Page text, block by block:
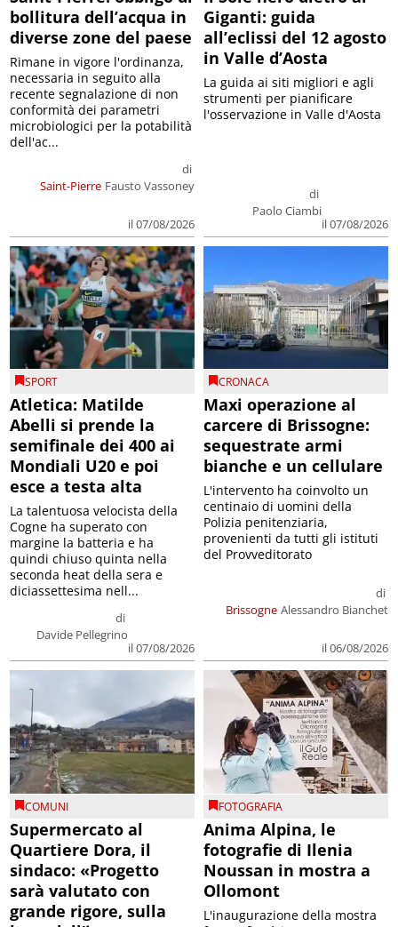
bollitura dell’acqua in
diverse zone del paese
Saint-Pierre
di
Fausto Vassoney
il 07/08/2026
Rimane in vigore l'ordinanza,
necessaria in seguito alla
recente segnalazione di non
conformità dei parametri
microbiologici per la potabilità
dell'ac...
Giganti: guida
all’eclissi del 12 agosto
in Valle d’Aosta
di
Paolo Ciambi
il 07/08/2026
La guida ai siti migliori e agli
strumenti per pianificare
l'osservazione in Valle d'Aosta
SPORT
Atletica: Matilde
Abelli si prende la
semifinale dei 400 ai
Mondiali U20 e poi
esce a testa alta
di
Davide Pellegrino
il 07/08/2026
La talentuosa velocista della
Cogne ha superato con
margine la batteria e ha
quindi chiuso quinta nella
seconda heat della sera e
diciassettesima nell...
CRONACA
Maxi operazione al
carcere di Brissogne:
sequestrate armi
bianche e un cellulare
Brissogne
di
Alessandro Bianchet
il 06/08/2026
L'intervento ha coinvolto un
centinaio di uomini della
Polizia penitenziaria,
provenienti da tutti gli istituti
del Provveditorato
COMUNI
Supermercato al
Quartiere Dora, il
sindaco: «Progetto
sarà valutato con
grande rigore, sulla
FOTOGRAFIA
Anima Alpina, le
fotografie di Ilenia
Noussan in mostra a
Ollomont
L'inaugurazione della mostra